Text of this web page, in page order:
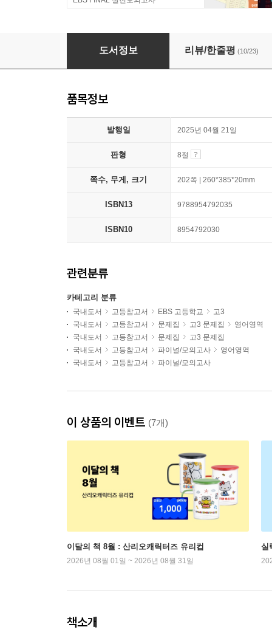
EBS FINAL 실전모의고사 영어영역 (2025년)
도서정보 리뷰/한줄평 (10/23)
품목정보
발행일 2025년 04월 21일
판형 8절
쪽수, 무게, 크기 202쪽 | 260*385*20mm
ISBN13 9788954792035
ISBN10 8954792030
관련분류
카테고리 분류
국내도서 고등참고서 EBS 고등학교
고3
국내도서
고등참고서 문제집 고3 문제집
영어영역
국내도서
고등참고서 문제집
고3 문제집
국내도서
고등참고서 파이널/모의고사
영어영역
국내도서
고등참고서 파이널/모의고사
이 상품의 이벤트 (7개)
이달의 책 8월 : 산리오캐릭터즈 유리컵
2026년 08월 01일 ~ 2026년 08월 31일
실
책소개